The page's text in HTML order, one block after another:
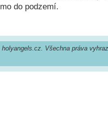
do podzemí.
Všechna práva